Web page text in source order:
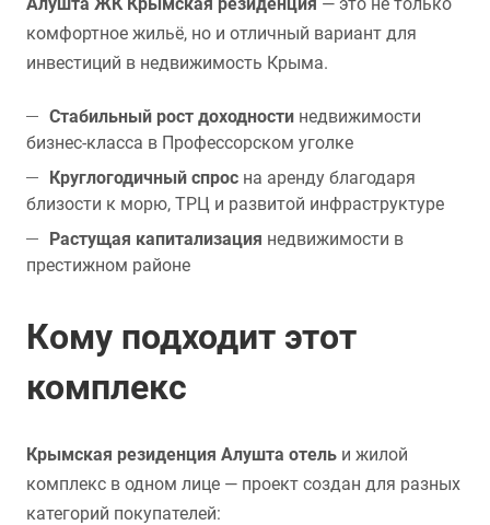
комфортное жильё, но и отличный вариант для
инвестиций в недвижимость Крыма.
Стабильный рост доходности недвижимости
бизнес-класса в Профессорском уголке
Круглогодичный спрос на аренду благодаря
близости к морю, ТРЦ и развитой инфраструктуре
Растущая капитализация недвижимости в
престижном районе
Кому подходит этот
комплекс
Крымская резиденция Алушта отель и жилой
комплекс в одном лице — проект создан для разных
категорий покупателей: